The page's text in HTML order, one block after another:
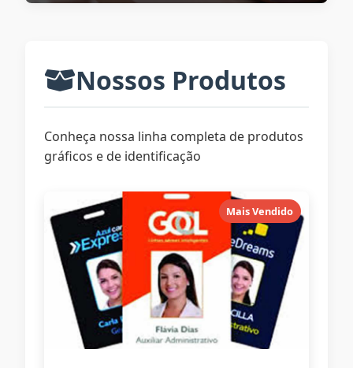
Nossos Produtos
Conheça nossa linha completa de produtos
gráficos e de identificação
Mais Vendido